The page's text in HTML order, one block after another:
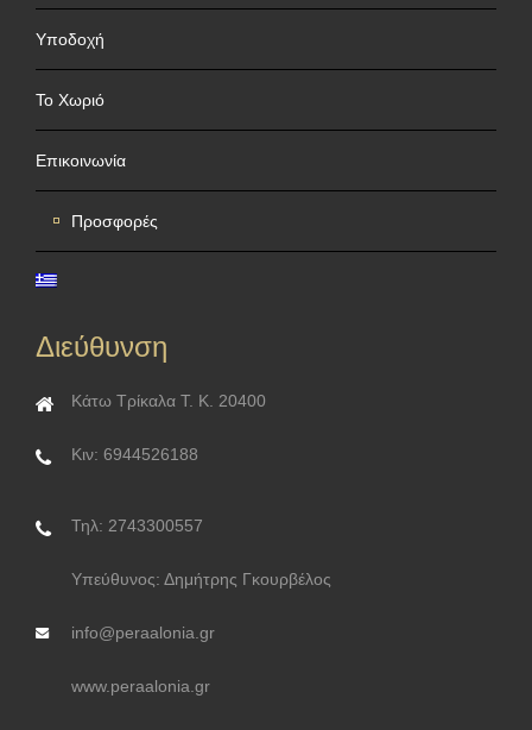
Υποδοχή
Το Χωριό
Επικοινωνία
Προσφορές
Διεύθυνση
Κάτω Τρίκαλα Τ. Κ. 20400
Κιν: 6944526188
Τηλ: 2743300557
Υπεύθυνος: Δημήτρης Γκουρβέλος
info@peraalonia.gr
www.peraalonia.gr